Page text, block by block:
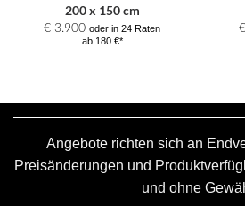
200 x 150 cm
€ 3.900 oder in 24 Raten
ab 180 €*
€
Angebote richten sich an
Preisänderungen und
und ohne